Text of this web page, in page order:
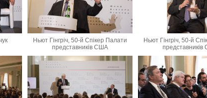
Ньют Гінгріч, 50-й Спікер Палати
представників США
Ньют Гінгріч, 50-й